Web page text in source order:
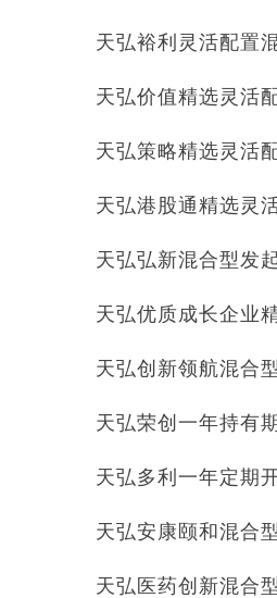
天弘裕利灵活配置
天弘价值精选灵活
天弘策略精选灵活
天弘港股通精选灵
天弘弘新混合型发
天弘优质成长企业
天弘创新领航混合
天弘荣创一年持有
天弘多利一年定期
天弘安康颐和混合
天弘医药创新混合